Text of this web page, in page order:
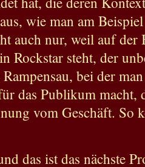
wie man am
auch nur, weil auf der
Rockstar steht, der
bei der
das Publikum
vom Geschäft. So
das ist das nächste